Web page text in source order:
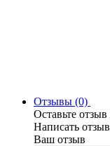
Отзывы (0)
Оставьте
Написать отзыв
Ваш отзыв